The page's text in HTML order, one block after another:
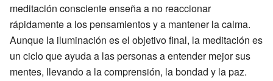
meditación consciente enseña a no reaccionar
rápidamente a los pensamientos y a mantener la calma.
Aunque la iluminación es el objetivo final, la meditación es
un ciclo que ayuda a las personas a entender mejor sus
mentes, llevando a la comprensión, la bondad y la paz.